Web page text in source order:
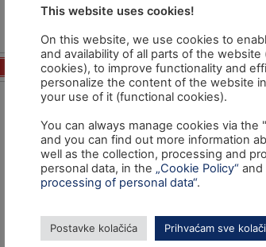
This website uses cookies!
On this website, we use cookies to
and availability of all parts of the website
cookies), to improve functionality and
personalize the content of the website
your use of it (functional cookies).
You can always manage cookies via the
and you can find out more information
well as the collection, processing and
personal data, in the „Cookie Policy“ and
processing of personal data“.
Postavke kolačića Prihvaćam sve